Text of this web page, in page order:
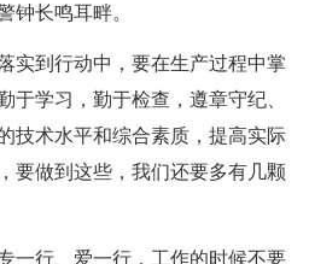
钟长鸣耳畔。
实到行动中，要在生产过程中掌
于学习，勤于检查，遵章守纪、
技术水平和综合素质，提高实际
要做到这些，我们还要多有几颗
一行、爱一行，工作的时候不要